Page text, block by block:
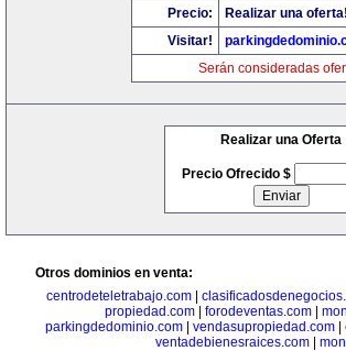
Precio:
Realizar una
Visitar!
Serán consideradas
Realizar una Oferta
Precio Ofrecido $
Otros dominios en venta:
centrodeteletrabajo.com
propiedad.com
forodeventas.com
parkingdedominio.com| vendasupropiedad.com|
ventadebienesraices.com